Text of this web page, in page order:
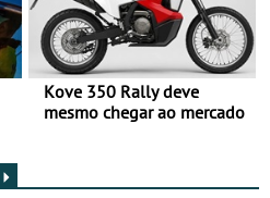
Kove 350 Rally deve
mesmo chegar ao mercado